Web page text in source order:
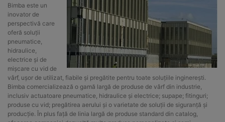
Bimba este un
inovator de
perspectivă care
oferă soluții
pneumatice,
hidraulice,
electrice și de
mișcare cu vid de
vârf, ușor de utilizat, fiabile și pregătite pentru toate soluțiile inginerești.
Bimba comercializează o gamă largă de produse de vârf din industrie,
inclusiv actuatoare pneumatice, hidraulice și electrice; supape; fitinguri;
produse cu vid; pregătirea aerului și o varietate de soluții de siguranță și
producție. În plus față de linia largă de produse standard din catalog,